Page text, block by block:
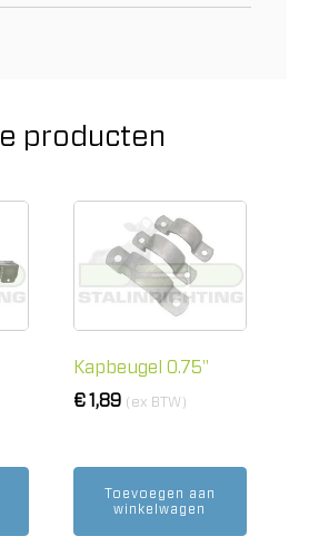
producten
Kapbeugel 0.75"
€1,89 (ex BTW)
Toevoegen aan
winkelwagen